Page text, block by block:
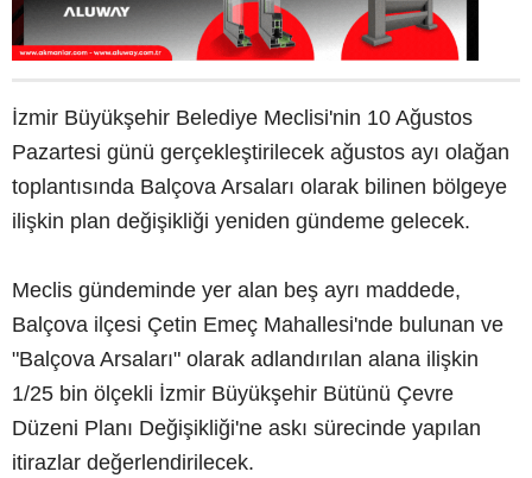
İzmir Büyükşehir Belediye Meclisi'nin 10 Ağustos
Pazartesi günü gerçekleştirilecek ağustos ayı olağan
toplantısında Balçova Arsaları olarak bilinen bölgeye
ilişkin plan değişikliği yeniden gündeme gelecek.
Meclis gündeminde yer alan beş ayrı maddede,
Balçova ilçesi Çetin Emeç Mahallesi'nde bulunan ve
"Balçova Arsaları" olarak adlandırılan alana ilişkin
1/25 bin ölçekli İzmir Büyükşehir Bütünü Çevre
Düzeni Planı Değişikliği'ne askı sürecinde yapılan
itirazlar değerlendirilecek.